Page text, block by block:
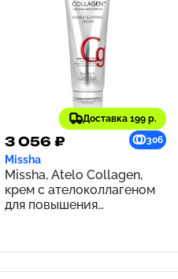
Доставка 199 р.
3 056 ₽ 306
Missha
Missha, Atelo Collagen,
крем с ателоколлагеном
для повышения